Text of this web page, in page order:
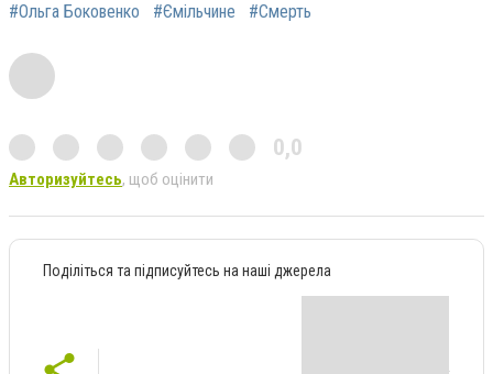
#Ольга Боковенко #Ємільчине #Смерть
0,0
Авторизуйтесь, щоб оцінити
Поділіться та підписуйтесь на наші джерела